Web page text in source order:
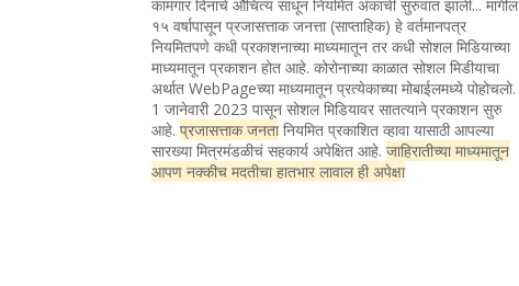
कामगार दिनाचे औचित्य साधून नियमित अंकाची सुरुवात झाली... मागील
१५ वर्षापासून प्रजासत्ताक जनत्ता (साप्ताहिक) हे वर्तमानपत्र
नियमितपणे कधी प्रकाशनाच्या माध्यमातून तर कधी सोशल मिडियाच्या
माध्यमातून प्रकाशन होत आहे. कोरोनाच्या काळात सोशल मिडीयाचा
अर्थात WebPageच्या माध्यमातून प्रत्येकाच्या मोबाईलमध्ये पोहोचलो.
1 जानेवारी 2023 पासून सोशल मिडियावर सातत्याने प्रकाशन सुरु
आहे. प्रजासत्ताक जनतानियमित प्रकाशित व्हावा यासाठी आपल्या
सारख्या मित्रमंडळीचं सहकार्य अपेक्षित आहे. जाहिरातीच्या माध्यमातून
आपण नक्कीच मदतीचा हातभार लावाल ही अपेक्षा